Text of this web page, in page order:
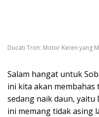
Ducati Tron: Motor Keren yang
Salam hangat untuk
ini kita akan
sedang naik daun,
ini memang tidak asing